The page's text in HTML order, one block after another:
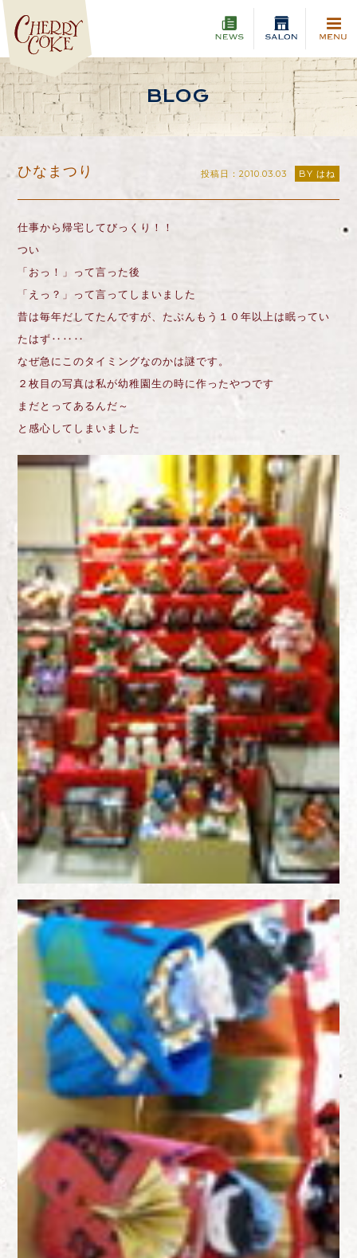
BLOG
ひなまつり 投稿日：2010.03.03 BY はね
仕事から帰宅してびっくり！！
つい
「おっ！」って言った後
「えっ？」って言ってしまいました
昔は毎年だしてたんですが、たぶんもう１０年以上は眠ってい
たはず‥‥‥
なぜ急にこのタイミングなのかは謎です。
２枚目の写真は私が幼稚園生の時に作ったやつです
まだとってあるんだ～
と感心してしまいました